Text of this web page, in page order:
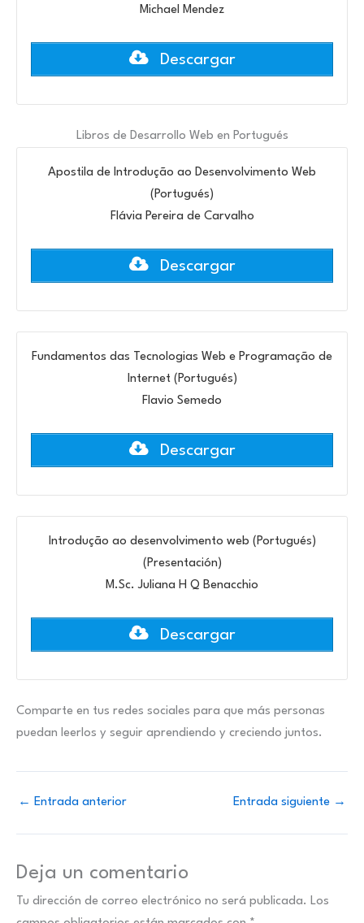
Michael Mendez
Descargar
Libros de Desarrollo Web en Portugués
Apostila de Introdução ao Desenvolvimento Web
(Portugués)
Flávia Pereira de Carvalho
Descargar
Fundamentos das Tecnologias Web e Programação de
Internet (Portugués)
Flavio Semedo
Descargar
Introdução ao desenvolvimento web (Portugués)
(Presentación)
M.Sc. Juliana H Q Benacchio
Descargar
Comparte en tus redes sociales para que más personas
puedan leerlos y seguir aprendiendo y creciendo juntos.
← Entrada anterior Entrada siguiente →
Deja un comentario
Tu dirección de correo electrónico no será publicada. Los